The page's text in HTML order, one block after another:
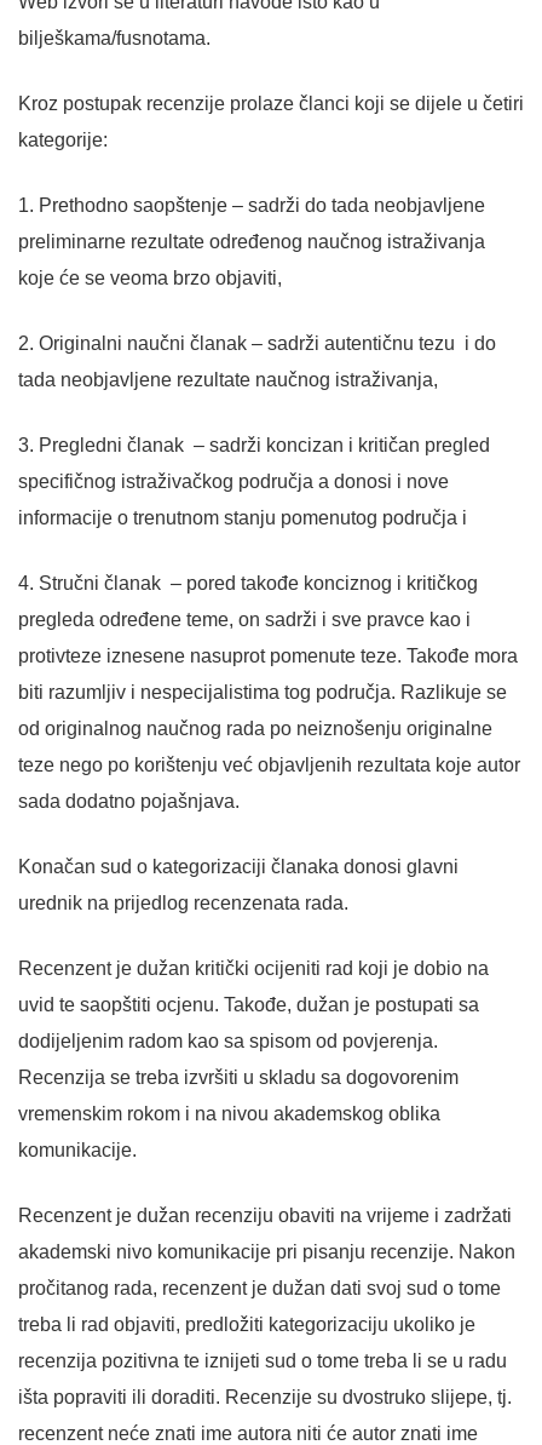
bilješkama/fusnotama.
Kroz postupak recenzije prolaze članci koji se dijele u četiri
kategorije:
1. Prethodno saopštenje – sadrži do tada neobjavljene
preliminarne rezultate određenog naučnog istraživanja
koje će se veoma brzo objaviti,
2. Originalni naučni članak – sadrži autentičnu tezu i do
tada neobjavljene rezultate naučnog istraživanja,
3. Pregledni članak – sadrži koncizan i kritičan pregled
specifičnog istraživačkog područja a donosi i nove
informacije o trenutnom stanju pomenutog područja i
4. Stručni članak – pored takođe konciznog i kritičkog
pregleda određene teme, on sadrži i sve pravce kao i
protivteze iznesene nasuprot pomenute teze. Takođe mora
biti razumljiv i nespecijalistima tog područja. Razlikuje se
od originalnog naučnog rada po neiznošenju originalne
teze nego po korištenju već objavljenih rezultata koje autor
sada dodatno pojašnjava.
Konačan sud o kategorizaciji članaka donosi glavni
urednik na prijedlog recenzenata rada.
Recenzent je dužan kritički ocijeniti rad koji je dobio na
uvid te saopštiti ocjenu. Takođe, dužan je postupati sa
dodijeljenim radom kao sa spisom od povjerenja.
Recenzija se treba izvršiti u skladu sa dogovorenim
vremenskim rokom i na nivou akademskog oblika
komunikacije.
Recenzent je dužan recenziju obaviti na vrijeme i zadržati
akademski nivo komunikacije pri pisanju recenzije. Nakon
pročitanog rada, recenzent je dužan dati svoj sud o tome
treba li rad objaviti, predložiti kategorizaciju ukoliko je
recenzija pozitivna te iznijeti sud o tome treba li se u radu
išta popraviti ili doraditi. Recenzije su dvostruko slijepe, tj.
recenzent neće znati ime autora niti će autor znati ime